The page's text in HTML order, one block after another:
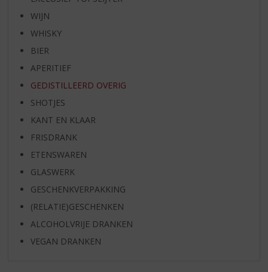
WIJN
WHISKY
BIER
APERITIEF
GEDISTILLEERD OVERIG
SHOTJES
KANT EN KLAAR
FRISDRANK
ETENSWAREN
GLASWERK
GESCHENKVERPAKKING
(RELATIE)GESCHENKEN
ALCOHOLVRIJE DRANKEN
VEGAN DRANKEN